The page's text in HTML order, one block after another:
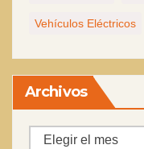
Vehículos Eléctricos
Archivos
Archivos